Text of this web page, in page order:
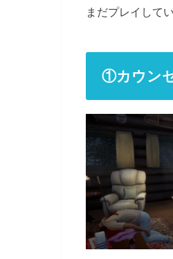
まだプレイして
①カウン